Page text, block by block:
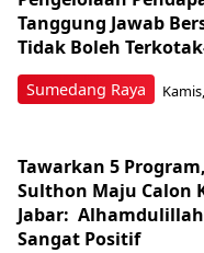
Sumedang Raya
Tanggung Jawab
Tidak Boleh
Tawarkan 5
Sulthon Maju Calon
Jabar:
Sangat Positif